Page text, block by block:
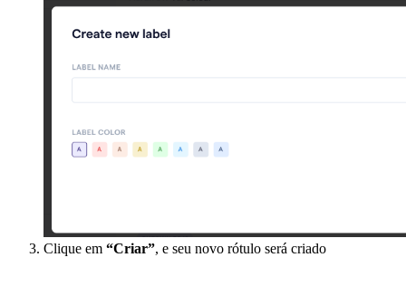
Clique em “Criar”, e seu novo rótulo será criado